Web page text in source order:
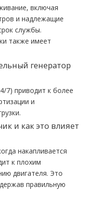
включая
и надлежащие
службы.
также имеет
генератор
7) приводит к более
и
и как это влияет
накапливается
к плохим
двигателя. Это
правильную